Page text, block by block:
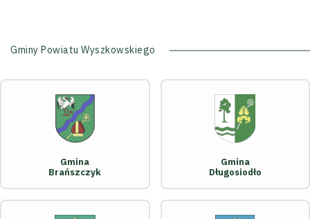
Gminy Powiatu Wyszkowskiego
Gmina
Brańszczyk
Gmina
Długosiodło